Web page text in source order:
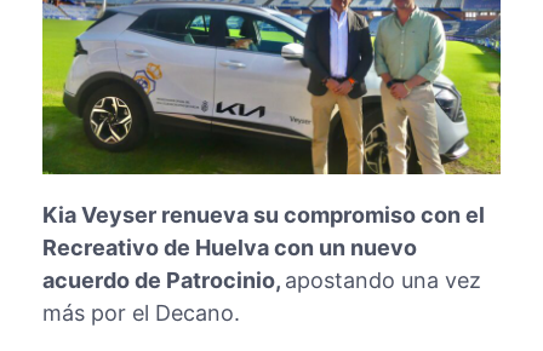
Kia Veyser renueva su compromiso con el
Recreativo de Huelva con un nuevo
acuerdo de Patrocinio, apostando una vez
más por el Decano.